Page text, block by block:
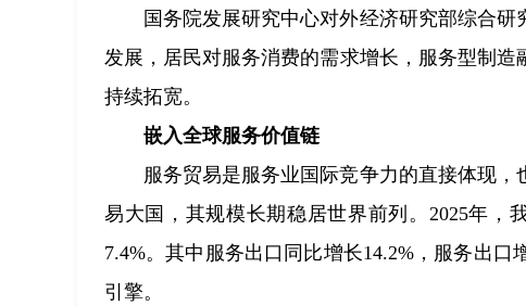
国务院发展研究中心对外经济研究部综合
发展，居民对服务消费的需求增长，服务型制
持续拓宽。
嵌入全球服务价值链
服务贸易是服务业国际竞争力的直接体现
易大国，其规模长期稳居世界前列。2025年，
7.4%。其中服务出口同比增长14.2%，服务出
引擎。